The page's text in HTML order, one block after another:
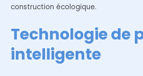
construction écologique.
Technologie de
intelligente